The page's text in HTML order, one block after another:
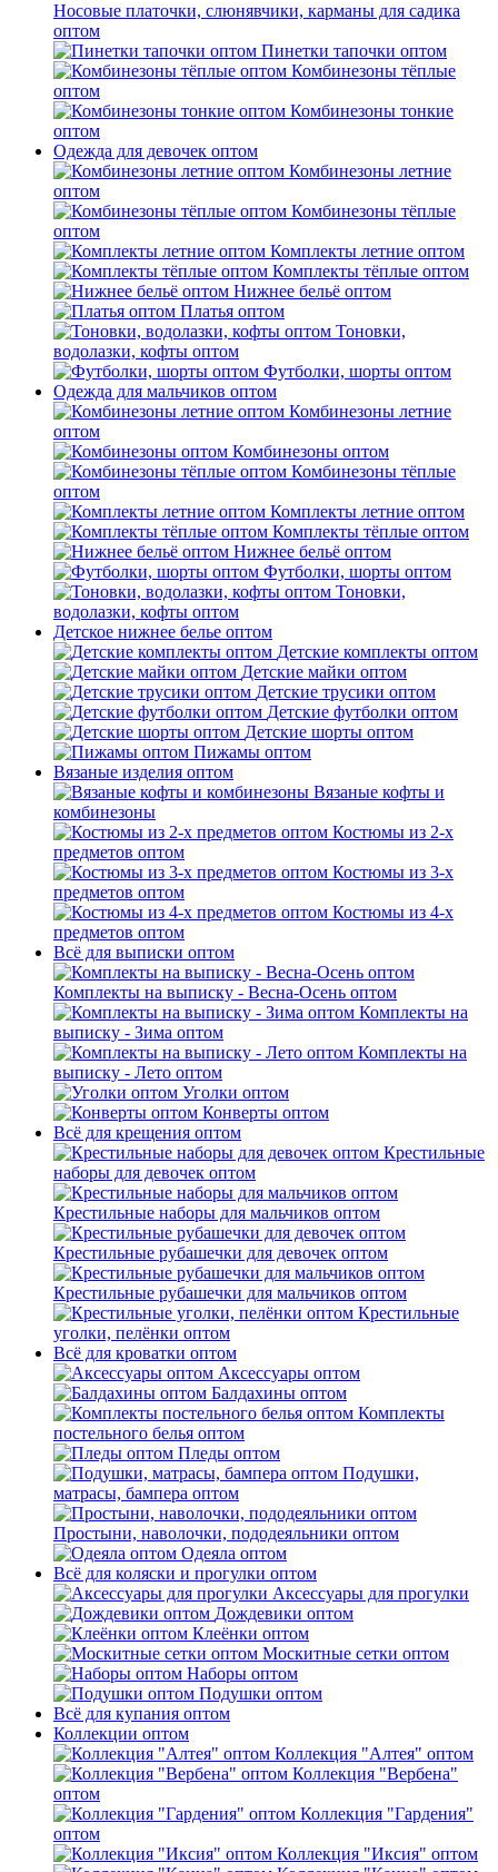
Носовые платочки, слюнявчики, карманы для садика
оптом
Пинетки тапочки оптом
Комбинезоны тёплые
оптом
Комбинезоны тонкие
оптом
Одежда для девочек оптом
Комбинезоны летние
оптом
Комбинезоны тёплые
оптом
Комплекты летние оптом
Комплекты тёплые оптом
Нижнее бельё оптом
Платья оптом
Тоновки,
водолазки, кофты оптом
Футболки, шорты оптом
Одежда для мальчиков оптом
Комбинезоны летние
оптом
Комбинезоны оптом
Комбинезоны тёплые
оптом
Комплекты летние оптом
Комплекты тёплые оптом
Нижнее бельё оптом
Футболки, шорты оптом
Тоновки,
водолазки, кофты оптом
Детское нижнее белье оптом
Детские комплекты оптом
Детские майки оптом
Детские трусики оптом
Детские футболки оптом
Детские шорты оптом
Пижамы оптом
Вязаные изделия оптом
Вязаные кофты и
комбинезоны
Костюмы из 2-х
предметов оптом
Костюмы из 3-х
предметов оптом
Костюмы из 4-х
предметов оптом
Всё для выписки оптом
Комплекты на выписку - Весна-Осень оптом
Комплекты на
выписку - Зима оптом
Комплекты на
выписку - Лето оптом
Уголки оптом
Конверты оптом
Всё для крещения оптом
Крестильные
наборы для девочек оптом
Крестильные наборы для мальчиков оптом
Крестильные рубашечки для девочек оптом
Крестильные рубашечки для мальчиков оптом
Крестильные
уголки, пелёнки оптом
Всё для кроватки оптом
Аксессуары оптом
Балдахины оптом
Комплекты
постельного белья оптом
Пледы оптом
Подушки,
матрасы, бампера оптом
Простыни, наволочки, пододеяльники оптом
Одеяла оптом
Всё для коляски и прогулки оптом
Аксессуары для прогулки
Дождевики оптом
Клеёнки оптом
Москитные сетки оптом
Наборы оптом
Подушки оптом
Всё для купания оптом
Коллекции оптом
Коллекция "Алтея" оптом
Коллекция "Вербена"
оптом
Коллекция "Гардения"
оптом
Коллекция "Иксия" оптом